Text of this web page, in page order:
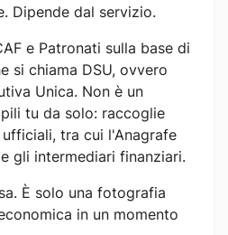
Dipende dal servizio.
e Patronati sulla base di
si chiama DSU, ovvero
Unica. Non è un
tu da solo: raccoglie
tra cui l'Anagrafe
gli intermediari finanziari.
È solo una fotografia
in un momento